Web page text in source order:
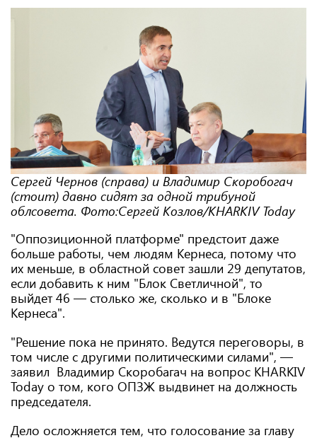
Сергей Чернов (справа) и Владимир Скоробогач
(стоит) давно сидят за одной трибуной
облсовета. Фото:Сергей Козлов/KHARKIV Today
"Оппозиционной платформе" предстоит даже
больше работы, чем людям Кернеса, потому что
их меньше, в областной совет зашли 29 депутатов,
если добавить к ним "Блок Светличной", то
выйдет 46 — столько же, сколько и в "Блоке
Кернеса".
"Решение пока не принято. Ведутся переговоры, в
том числе с другими политическими силами", —
заявил Владимир Скоробагач на вопрос KHARKIV
Today о том, кого ОПЗЖ выдвинет на должность
председателя.
Дело осложняется тем, что голосование за главу